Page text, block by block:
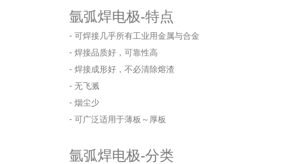
氩弧焊电极-特点
- 可焊接几乎所有工业用金属与合金
- 焊接品质好，可靠性高
- 焊接成形好，不必清除熔渣
- 无飞溅
- 烟尘少
- 可广泛适用于薄板～厚板
氩弧焊电极-分类